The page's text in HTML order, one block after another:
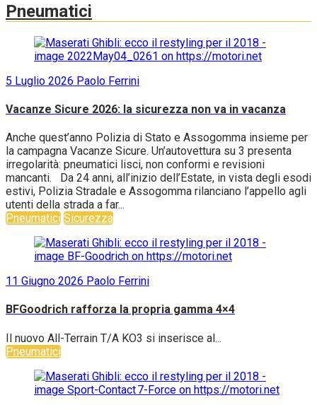
Pneumatici
5 Luglio 2026 Paolo Ferrini
Vacanze Sicure 2026: la sicurezza non va in vacanza
Anche quest’anno Polizia di Stato e Assogomma insieme per
la campagna Vacanze Sicure. Un’autovettura su 3 presenta
irregolarità: pneumatici lisci, non conformi e revisioni
mancanti. Da 24 anni, all’inizio dell’Estate, in vista degli esodi
estivi, Polizia Stradale e Assogomma rilanciano l’appello agli
utenti della strada a far...
Pneumatici Sicurezza
11 Giugno 2026 Paolo Ferrini
BFGoodrich rafforza la propria gamma 4×4
Il nuovo All-Terrain T/A KO3 si inserisce al...
Pneumatici